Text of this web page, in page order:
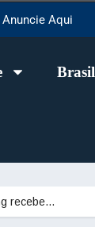
Anuncie Aqui
Brasil
recebe…